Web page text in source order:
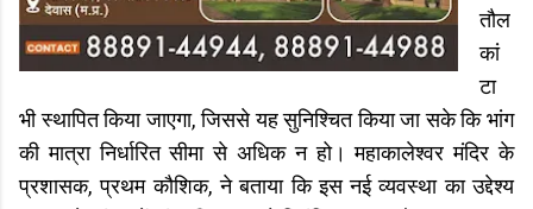
तौल
कां
टा
भी स्थापित किया जाएगा, जिससे यह सुनिश्चित किया जा सके कि भांग
की मात्रा निर्धारित सीमा से अधिक न हो। महाकालेश्वर मंदिर के
प्रशासक, प्रथम कौशिक, ने बताया कि इस नई व्यवस्था का उद्देश्य